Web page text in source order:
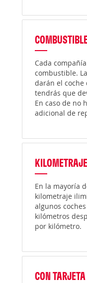
Cada
combustible.
darán el coche
tendrás que
En caso de no
adicional de
KILOMETRAJE
En la mayoría
kilometraje
algunos
kilómetros
por kilómetro.
CON